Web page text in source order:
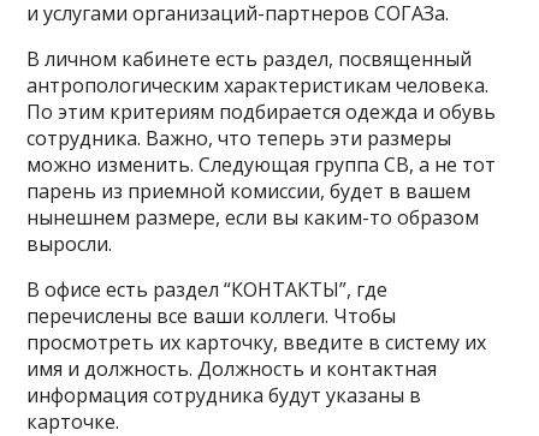
и услугами организаций-партнеров СОГАЗа.
В личном кабинете есть раздел, посвященный
антропологическим характеристикам человека.
По этим критериям подбирается одежда и обувь
сотрудника. Важно, что теперь эти размеры
можно изменить. Следующая группа СВ, а не тот
парень из приемной комиссии, будет в вашем
нынешнем размере, если вы каким-то образом
выросли.
В офисе есть раздел “КОНТАКТЫ”, где
перечислены все ваши коллеги. Чтобы
просмотреть их карточку, введите в систему их
имя и должность. Должность и контактная
информация сотрудника будут указаны в
карточке.